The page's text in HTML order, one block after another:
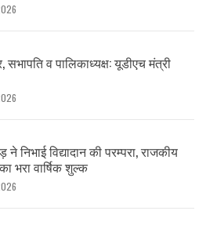
सभापति व पालिकाध्यक्ष: यूडीएच मंत्री
निभाई विद्यादान की परम्परा, राजकीय
भरा वार्षिक शुल्क